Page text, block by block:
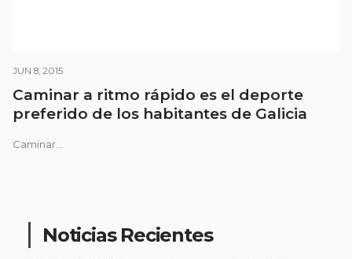
JUN 8, 2015
Caminar a ritmo rápido es el deporte
preferido de los habitantes de Galicia
Caminar...
Noticias Recientes